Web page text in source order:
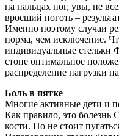
на пальцах ног, увы, не
вросший ноготь –
Именно поэтому случаи
норма, чем исключение.
индивидуальные стельки
стопе оптимальное
распределение нагрузки
Боль в пятке
Многие активные дети и
Как правило, это болезнь
кости. Но не стоит